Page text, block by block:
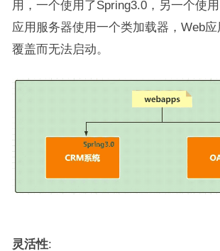
用，一个使用了Spring3.0，另一个使用
应用服务器使用一个类加载器，Web
覆盖而无法启动。
灵活性: